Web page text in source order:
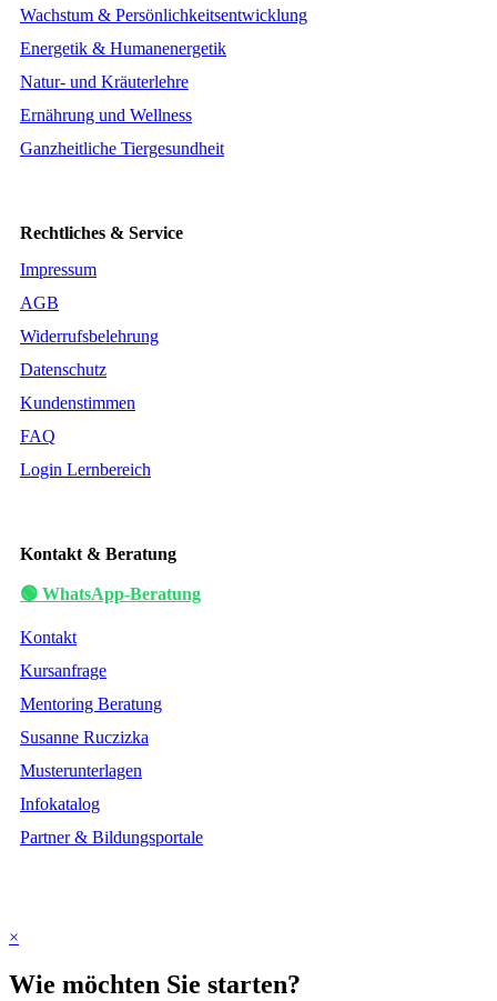
Wachstum & Persönlichkeitsentwicklung
Energetik & Humanenergetik
Natur- und Kräuterlehre
Ernährung und Wellness
Ganzheitliche Tiergesundheit
Rechtliches & Service
Impressum
AGB
Widerrufsbelehrung
Datenschutz
Kundenstimmen
FAQ
Login Lernbereich
Kontakt & Beratung
🟢 WhatsApp-Beratung
Kontakt
Kursanfrage
Mentoring Beratung
Susanne Ruczizka
Musterunterlagen
Infokatalog
Partner & Bildungsportale
×
Wie möchten Sie starten?